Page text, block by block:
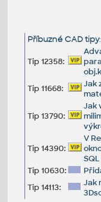
Příbuzné CAD tipy:
Tip 12358:
Tip 11668:
Jak
Tip 13790:
Jak
Tip 14390:
V
Tip 10630:
Tip 14113:
Jak